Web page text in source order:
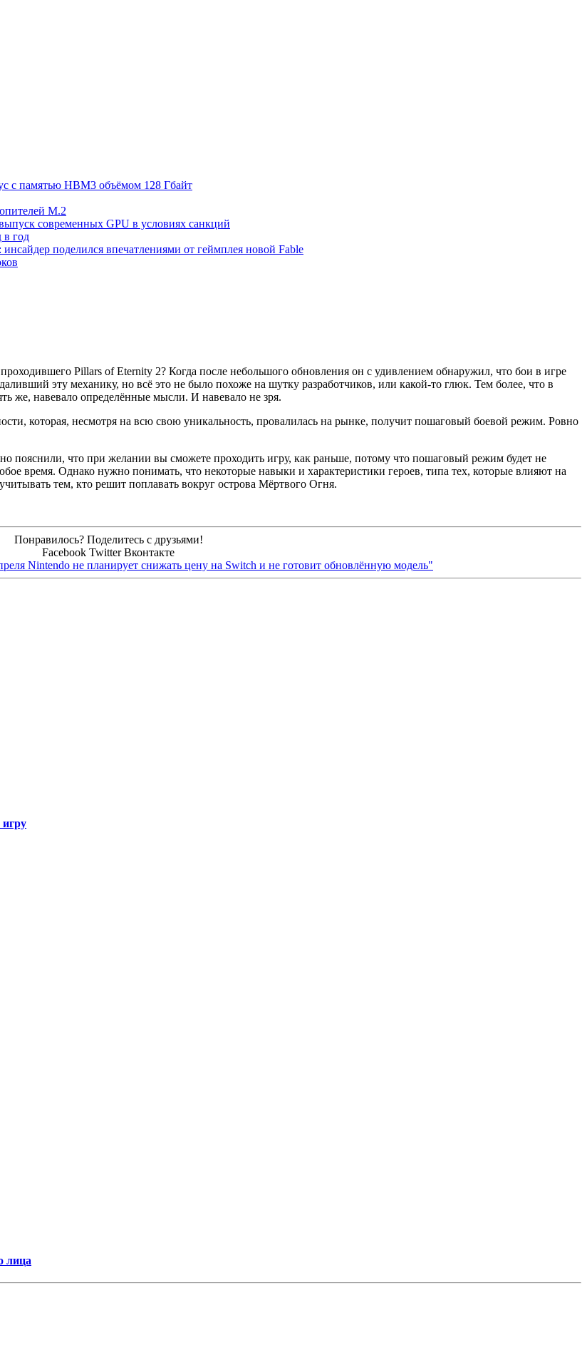
с памятью HBM3 объёмом 128 Гбайт
M.2
современных GPU в условиях санкций
в год
поделился впечатлениями от геймплея новой Fable
Pillars of Eternity 2? Когда после небольшого обновления он с удивлением обнаружил, что бои в игре
эту механику, но всё это не было похоже на шутку разработчиков, или какой-то глюк. Тем более, что в
же, навевало определённые мысли. И навевало не зря.
которая, несмотря на всю свою уникальность, провалилась на рынке, получит пошаговый боевой режим. Ровно
пояснили, что при желании вы сможете проходить игру, как раньше, потому что пошаговый режим будет не
время. Однако нужно понимать, что некоторые навыки и характеристики героев, типа тех, которые влияют на
тем, кто решит поплавать вокруг острова Мёртвого Огня.
Понравилось? Поделитесь с друзьями!
Facebook Twitter Вконтакте
Nintendo не планирует снижать цену на Switch и не готовит обновлённую модель"
лица